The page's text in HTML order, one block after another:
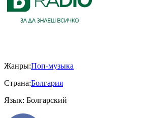
Жанры:Поп-музыка
Страна:Болгария
Язык: Болгарский